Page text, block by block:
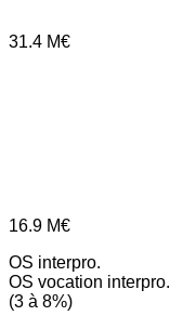
31.4 M€
16.9 M€
OS interpro.
OS vocation interpro.
(3 à 8%)